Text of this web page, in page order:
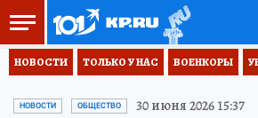
НОВОСТИ ТОЛЬКО У НАС ВОЕНКОРЫ
НОВОСТИ ОБЩЕСТВО 30 июня 2026 15:37